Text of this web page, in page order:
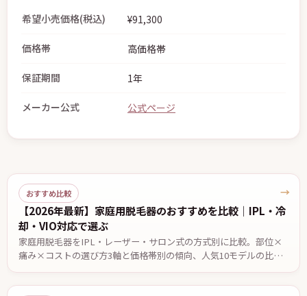
希望小売価格(税込) ¥91,300
価格帯 高価格帯
保証期間 1年
メーカー公式 公式ページ
おすすめ比較
【2026年最新】家庭用脱毛器のおすすめを比較｜IPL・冷
却・VIO対応で選ぶ
家庭用脱毛器をIPL・レーザー・サロン式の方式別に比較。部位×
痛み×コストの選び方3軸と価格帯別の傾向、人気10モデルの比較
を編集部がまとめました。効果の感じ方には個人差があります。
→